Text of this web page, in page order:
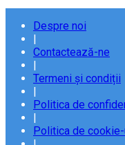
Despre noi
Contactează-ne
Termeni și condiții
Politica de
Politica de